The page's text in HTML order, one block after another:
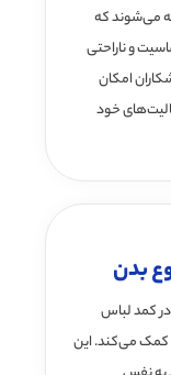
می‌شوند که
و ناراحتی
امکان
خود
بدن
کمد لباس
کمک می‌کند. این